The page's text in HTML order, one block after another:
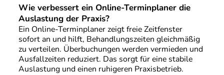
Wie verbessert ein Online-Terminplaner die
Auslastung der Praxis?
Ein Online-Terminplaner zeigt freie Zeitfenster
sofort an und hilft, Behandlungszeiten gleichmäßig
zu verteilen. Überbuchungen werden vermieden und
Ausfallzeiten reduziert. Das sorgt für eine stabile
Auslastung und einen ruhigeren Praxisbetrieb.